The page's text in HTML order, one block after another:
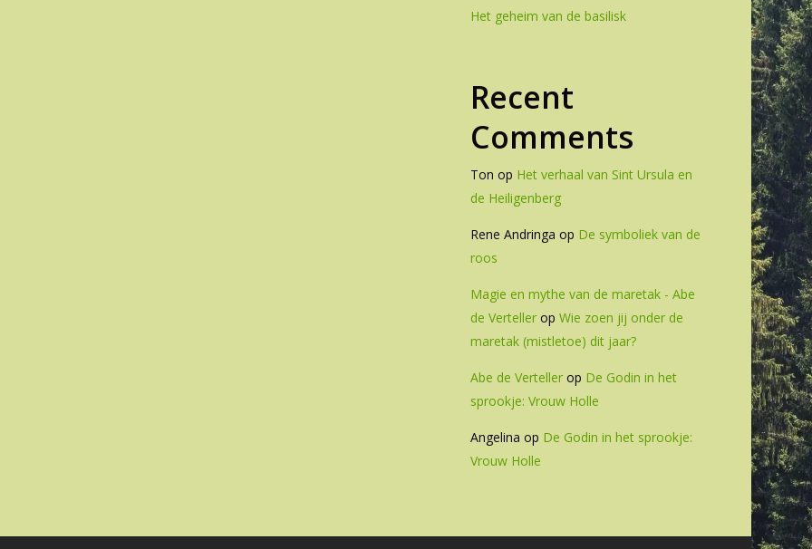
Het geheim van de basilisk
Recent
Comments
Ton op Het verhaal van Sint Ursula en
de Heiligenberg
Rene Andringa op De symboliek van de
roos
Magie en mythe van de maretak - Abe
de Vertellerop Wie zoen jij onder de
maretak (mistletoe) dit jaar?
Abe de Vertellerop De Godin in het
sprookje: Vrouw Holle
Angelina op De Godin in het sprookje:
Vrouw Holle